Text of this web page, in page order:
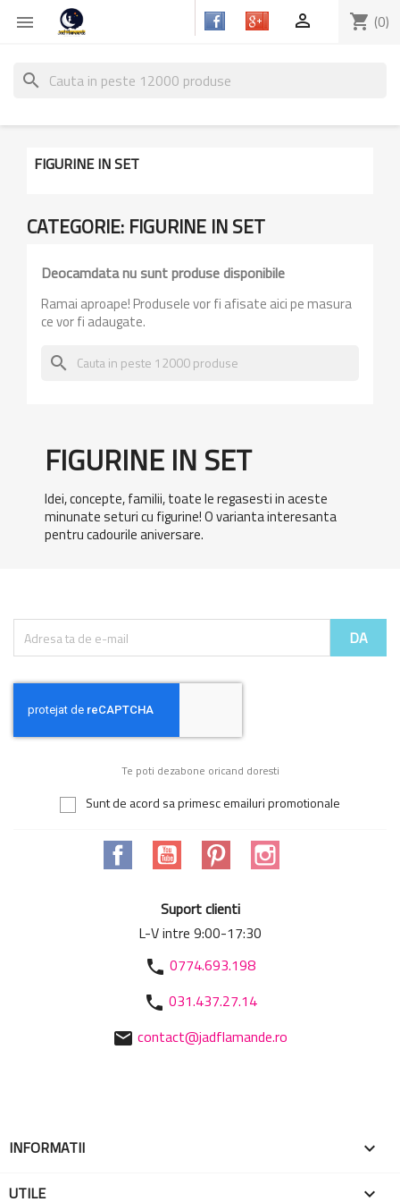
 shopping_cart (0)

search
FIGURINE IN SET
CATEGORIE: FIGURINE IN SET
Deocamdata nu sunt produse disponibile
Ramai aproape! Produsele vor fi afisate aici pe masura
ce vor fi adaugate.
search
FIGURINE IN SET
Idei, concepte, familii, toate le regasesti in aceste
minunate seturi cu figurine! O varianta interesanta
pentru cadourile aniversare.
Te poti dezabone oricand doresti
Sunt de acord sa primesc emailuri promotionale
Facebook YouTube Pinterest
Suport clienti
L-V intre 9:00-17:30
phone 0774.693.198
phone 031.437.27.14
mail contact@jadflamande.ro
INFORMATII 
UTILE 